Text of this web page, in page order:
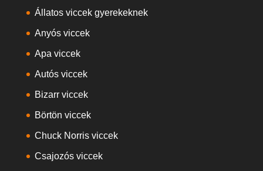
Állatos viccek gyerekeknek
Anyós viccek
Apa viccek
Autós viccek
Bizarr viccek
Börtön viccek
Chuck Norris viccek
Csajozós viccek